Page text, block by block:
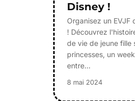
Disney !
Organisez un EVJF
! Découvrez
de vie de jeune fille
princesses, un
entre…
8 mai 2024